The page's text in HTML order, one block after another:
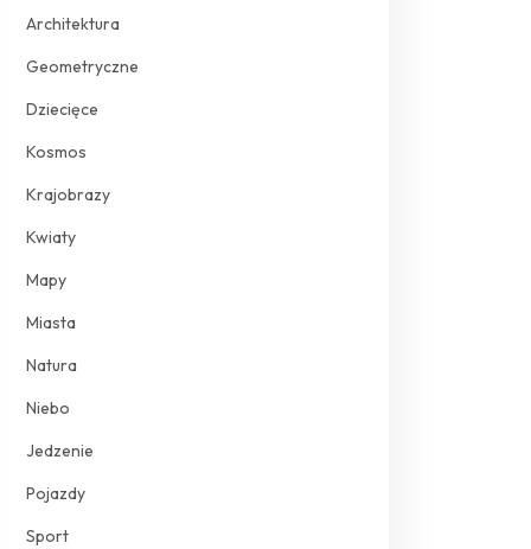
Architektura
Geometryczne
Dziecięce
Kosmos
Krajobrazy
Kwiaty
Mapy
Miasta
Natura
Niebo
Jedzenie
Pojazdy
Sport